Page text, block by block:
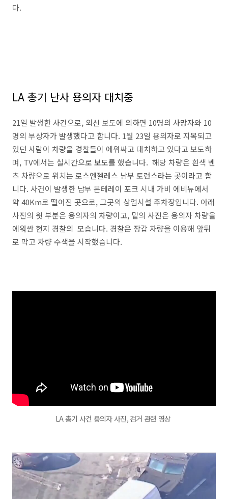
다.
LA 총기 난사 용의자 대치중
21일 발생한 사건으로, 외신 보도에 의하면 10명의 사망자와 10
명의 부상자가 발생했다고 합니다. 1월 23일 용의자로 지목되고
있던 사람이 차량을 경찰들이 에워싸고 대치하고 있다고 보도하
며, TV에서는 실시간으로 보도를 했습니다. 해당 차량은 흰색 벤
츠 차량으로 위치는 로스엔젤레스 남부 토런스라는 곳이라고 합
니다. 사건이 발생한 남부 몬테레이 포크 시내 가비 에비뉴에서
약 40Km로 떨어진 곳으로, 그곳의 상업시설 주차장입니다. 아래
사진의 윗 부분은 용의자의 차량이고, 밑의 사진은 용의자 차량을
에워싼 현지 경찰의 모습니다. 경찰은 장갑 차량을 이용해 앞뒤
로 막고 차량 수색을 시작했습니다.
LA 총기 사건 용의자 사진, 검거 관련 영상